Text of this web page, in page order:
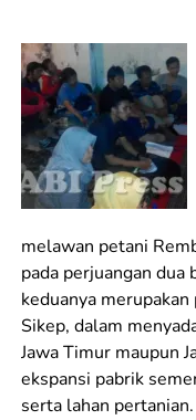
melawan petani
pada perjuangan dua
keduanya
Sikep, dalam
Jawa Timur maupun
ekspansi pabrik
serta lahan pertanian.